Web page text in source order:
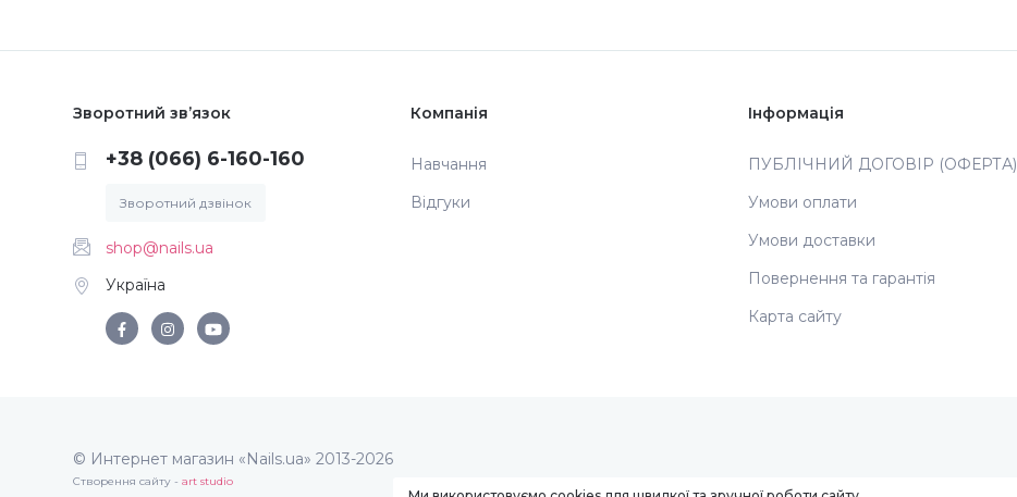
Зворотний зв’язок
+38 (066) 6-160-160
Зворотний дзвінок
shop@nails.ua
Україна
Компанія
Навчання
Відгуки
Інформація
ПУБЛІЧНИЙ ДОГОВІР (ОФЕРТА)
Умови оплати
Умови доставки
Повернення та гарантія
Карта сайту
© Интернет магазин «Nails.ua» 2013-2026
Створення сайту - art studio